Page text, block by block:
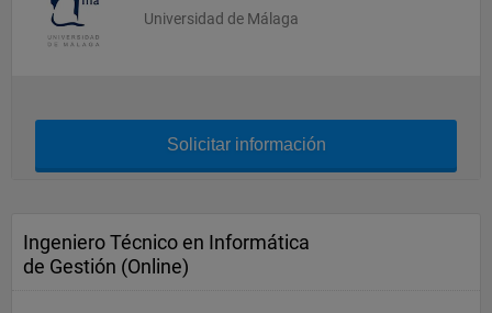
Universidad de Málaga
Solicitar información
Ingeniero Técnico en Informática
de Gestión (Online)